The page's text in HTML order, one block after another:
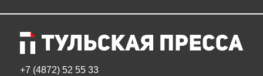
+7 (4872) 52 55 33